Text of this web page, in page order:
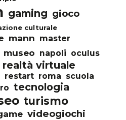
gaming gioco
culturale
mann master
museo napoli oculus
realtà virtuale
restart roma scuola
tecnologia
turismo
videogiochi